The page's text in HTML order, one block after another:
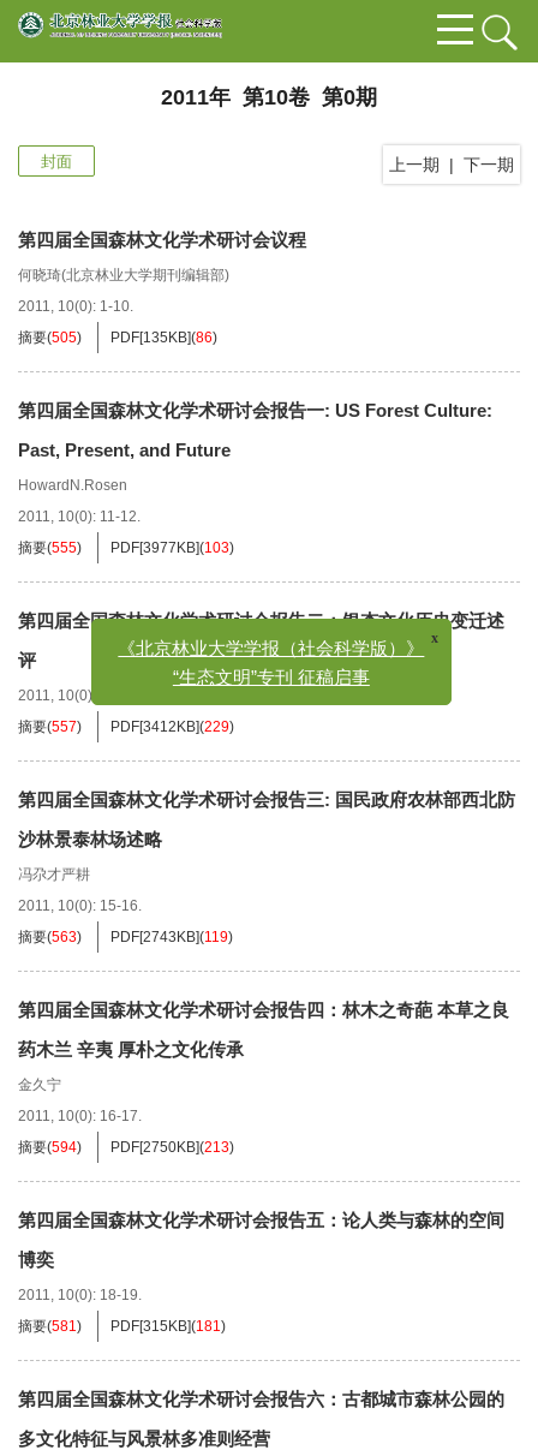
2011年 第10卷 第0期
上一期 | 下一期
封面
第四届全国森林文化学术研讨会议程
何晓琦(北京林业大学期刊编辑部)
2011, 10(0): 1-10.
摘要(505) PDF[135KB](86)
第四届全国森林文化学术研讨会报告一: US Forest Culture:
Past, Present, and Future
HowardN.Rosen
2011, 10(0): 11-12.
摘要(555) PDF[3977KB](103)
第四届全国森林文化学术研讨会报告二：银杏文化历史变迁述
评
2011, 10(0): 13-14.
摘要(557) PDF[3412KB](229)
第四届全国森林文化学术研讨会报告三: 国民政府农林部西北防
沙林景泰林场述略
冯尕才严耕
2011, 10(0): 15-16.
摘要(563) PDF[2743KB](119)
第四届全国森林文化学术研讨会报告四：林木之奇葩 本草之良
药木兰 辛夷 厚朴之文化传承
金久宁
2011, 10(0): 16-17.
摘要(594) PDF[2750KB](213)
第四届全国森林文化学术研讨会报告五：论人类与森林的空间
博奕
2011, 10(0): 18-19.
摘要(581) PDF[315KB](181)
第四届全国森林文化学术研讨会报告六：古都城市森林公园的
多文化特征与风景林多准则经营
x
《北京林业大学学报（社会科学版）》
“生态文明”专刊 征稿启事